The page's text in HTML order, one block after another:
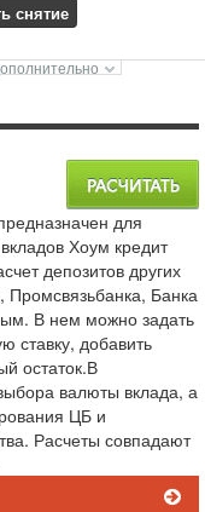
снятие
для
Хоум кредит
депозитов других
Банка
В нем можно задать
ставку, добавить
остаток.В
валюты вклада, а
ЦБ и
Расчеты совпадают